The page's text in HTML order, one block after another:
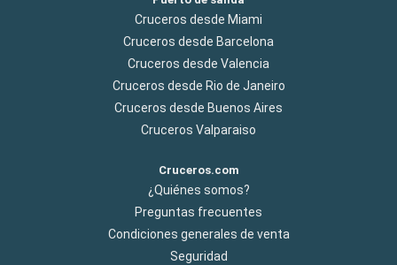
Cruceros desde Miami
Cruceros desde Barcelona
Cruceros desde Valencia
Cruceros desde Rio de Janeiro
Cruceros desde Buenos Aires
Cruceros Valparaiso
Cruceros.com
¿Quiénes somos?
Preguntas frecuentes
Condiciones generales de venta
Seguridad